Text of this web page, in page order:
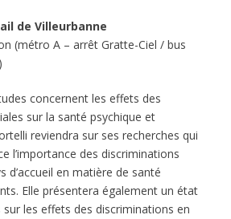
de Villeurbanne
(métro A – arrêt Gratte-Ciel / bus
concernent les effets des
sur la santé psychique et
reviendra sur ses recherches qui
l’importance des discriminations
d’accueil en matière de santé
Elle présentera également un état
sur les effets des discriminations en